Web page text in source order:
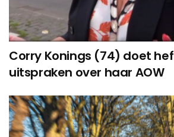
Corry Konings (74) doet
uitspraken over haar AOW